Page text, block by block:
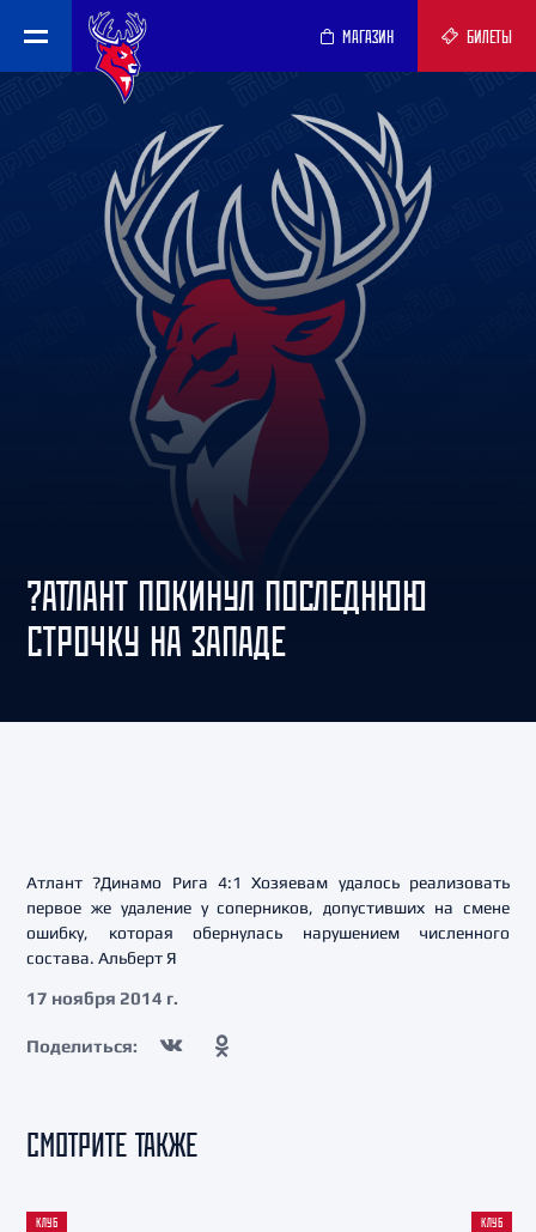
МАГАЗИН БИЛЕТЫ
?АТЛАНТ ПОКИНУЛ ПОСЛЕДНЮЮ
СТРОЧКУ НА ЗАПАДЕ
Атлант ?Динамо Рига 4:1 Хозяевам удалось реализовать
первое же удаление у соперников, допустивших на смене
ошибку, которая обернулась нарушением численного
состава. Альберт Я
17 ноября 2014 г.
Поделиться:
СМОТРИТЕ ТАКЖЕ
КЛУБ КЛУБ